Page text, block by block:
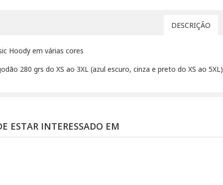
DESCRIÇÃO
Hoody em várias cores
280 grs do XS ao 3XL (azul escuro, cinza e preto do XS ao 5XL)
ESTAR INTERESSADO EM